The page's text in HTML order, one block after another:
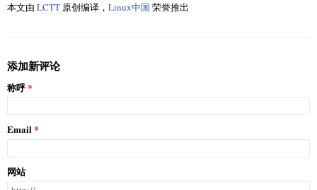
本文由 LCTT 原创编译， Linux中国 荣誉推出
添加新评论
称呼
Email
网站